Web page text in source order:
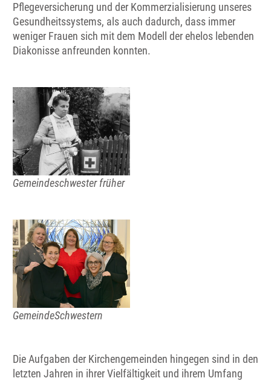
Pflegeversicherung und der Kommerzialisierung unseres
Gesundheitssystems, als auch dadurch, dass immer
weniger Frauen sich mit dem Modell der ehelos lebenden
Diakonisse anfreunden konnten.
Gemeindeschwester früher
GemeindeSchwestern
Die Aufgaben der Kirchengemeinden hingegen sind in den
letzten Jahren in ihrer Vielfältigkeit und ihrem Umfang